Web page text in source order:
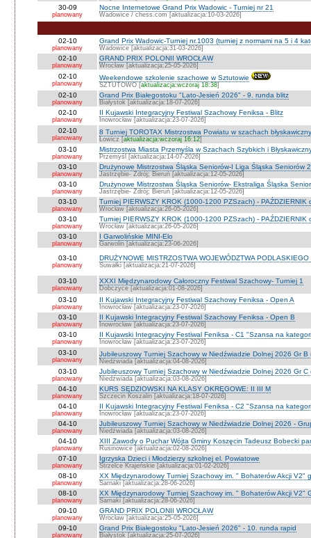
30-09
planowany
Nocne Internetowe Grand Prix Wadowic - Turniej nr 21
Wadowice / chess.com [aktualizacja:10-03-2026]
02-10
planowany
Grand Prix Wadowic-Turniej nr.1003 (turniej z normami na 5 i 4
Wadowice [aktualizacja:31-03-2026]
02-10
planowany
GRAND PRIX POLONII WROCŁAW
Wrocław [aktualizacja:25-05-2026]
02-10
planowany
Weekendowe szkolenie szachowe w Sztutowie
SZTUTOWO [aktualizacja:wczoraj 18:38]
02-10
planowany
Grand Prix Białegostoku "Lato-Jesień 2026" - 9. runda blitz
Białystok [aktualizacja:18-07-2026]
02-10
planowany
II Kujawski Integracyjny Festiwal Szachowy Feniksa - Blitz
Inowrocław [aktualizacja:23-07-2026]
02-10
planowany
8 Turniej TOROTAX Mistrzostwa Powiatu w szachach
Łowicz [aktualizacja:wczoraj 16:12]
03-10
planowany
Mistrzostwa Miasta Przemyśla w Szachach Szybkich i
Przemyśl [aktualizacja:14-07-2026]
03-10
planowany
Drużynowe Mistrzostwa Śląska Seniorów-I Liga Śląska Seniorów
Jastrzębie- Zdrój; Bieruń [aktualizacja:12-05-2026]
03-10
planowany
Drużynowe Mistrzostwa Śląska Seniorów- Ekstraliga Śląska
Jastrzębie- Zdrój; Bieruń [aktualizacja:12-05-2026]
03-10
planowany
Turniej PIERWSZY KROK (1000-1200 PZSzach) - PAŹDZIERNIK
Wrocław [aktualizacja:26-05-2026]
03-10
planowany
Turniej PIERWSZY KROK (1000-1200 PZSzach) - PAŹDZIERNIK
Wrocław [aktualizacja:26-05-2026]
03-10
planowany
I Garwolińskie MINI-Elo
Garwolin [aktualizacja:23-06-2026]
03-10
planowany
DRUŻYNOWE MISTRZOSTWA WOJEWÓDZTWA
Suwałki [aktualizacja:21-07-2026]
03-10
planowany
XXXI Międzynarodowy Całoroczny Festiwal Szachowy- Turniej 1
Dobczyce [aktualizacja:01-08-2026]
03-10
planowany
II Kujawski Integracyjny Festiwal Szachowy Feniksa - Open A
Inowrocław [aktualizacja:23-07-2026]
03-10
planowany
II Kujawski Integracyjny Festiwal Szachowy Feniksa - Open B
Inowrocław [aktualizacja:23-07-2026]
03-10
planowany
II Kujawski Integracyjny Festiwal Feniksa - C1 "Szansa na
Inowrocław [aktualizacja:23-07-2026]
03-10
planowany
Jubileuszowy Turniej Szachowy w Niedźwiadzie Dolnej 2026 Gr
Niedźwiada [aktualizacja:04-08-2026]
03-10
planowany
Jubileuszowy Turniej Szachowy w Niedźwiadzie Dolnej 2026 Gr
Niedźwiada [aktualizacja:03-08-2026]
04-10
planowany
KURS SĘDZIOWSKI NA KLASY OKRĘGOWE: II III M
Szczecin Koszalin [aktualizacja:18-07-2026]
04-10
planowany
II Kujawski Integracyjny Festiwal Feniksa - C2 "Szansa na
Inowrocław [aktualizacja:23-07-2026]
04-10
planowany
Jubileuszowy Turniej Szachowy w Niedźwiadzie Dolnej 2026 -
Niedżwiada [aktualizacja:03-08-2026]
04-10
planowany
XIII Zawody o Puchar Wójta Gminy Koszęcin Tadeusz Bobecki
Rusinowice [aktualizacja:02-08-2026]
07-10
planowany
Igrzyska Dzieci i Młodzierzy szkolnej el. Powiatowe
Strzelce Krajeńskie [aktualizacja:01-02-2026]
08-10
planowany
XX Międzynarodowy Turniej Szachowy im. " Bohaterów Akcji V2"
Sarnaki [aktualizacja:28-06-2026]
08-10
planowany
XX Międzynarodowy Turniej Szachowy im. " Bohaterów Akcji V2"
Sarnaki [aktualizacja:28-06-2026]
09-10
planowany
GRAND PRIX POLONII WROCŁAW
Wrocław [aktualizacja:25-05-2026]
09-10
planowany
Grand Prix Białegostoku "Lato-Jesień 2026" - 10. runda rapid
Białystok [aktualizacja:25-07-2026]